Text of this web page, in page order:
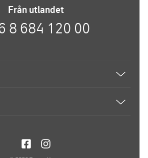
Från utlandet
8 684 120 00